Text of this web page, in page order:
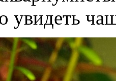
увидеть